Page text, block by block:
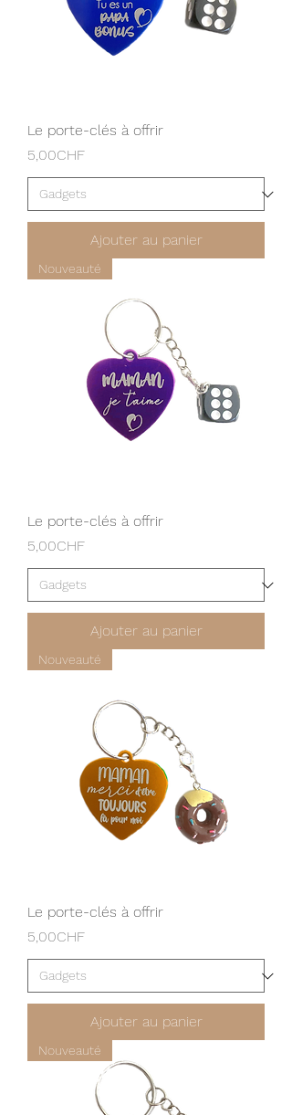
Le porte-clés à offrir
Prix
5,00CHF
Ajouter au panier
Nouveauté
Le porte-clés à offrir
Prix
5,00CHF
Ajouter au panier
Nouveauté
Le porte-clés à offrir
Prix
5,00CHF
Ajouter au panier
Nouveauté